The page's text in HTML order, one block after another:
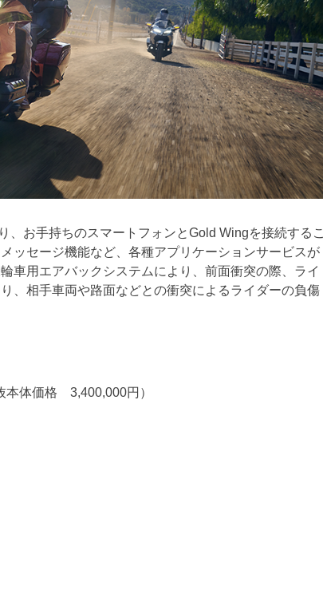
お手持ちのスマートフォンとGold Wingを接続するこ
ッセージ機能など、各種アプリケーションサービスが
車用エアバックシステムにより、前面衝突の際、ライ
、相手車両や路面などとの衝突によるライダーの負傷
本体価格 3,400,000円）